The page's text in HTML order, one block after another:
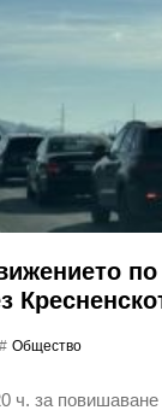
по
Общество
ч. за повишаване